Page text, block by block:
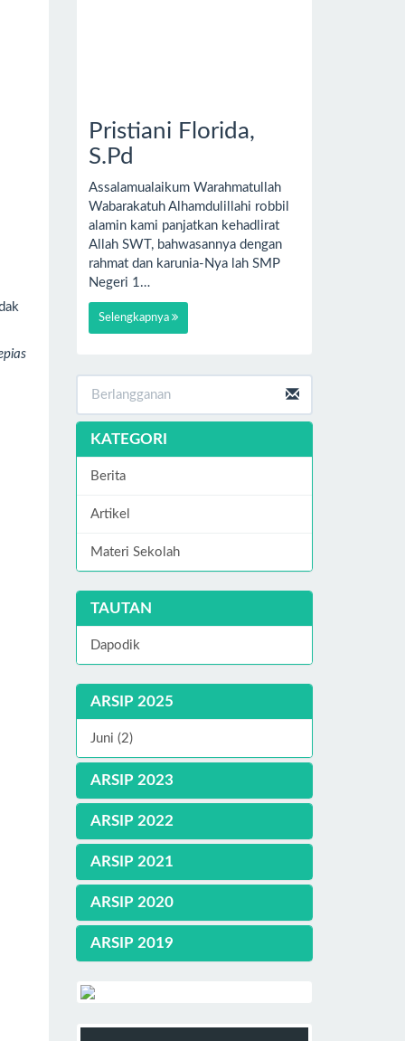
Pristiani Florida,
S.Pd
Assalamualaikum Warahmatullah
Wabarakatuh Alhamdulillahi robbil
alamin kami panjatkan kehadlirat
Allah SWT, bahwasannya dengan
rahmat dan karunia-Nya lah SMP
Negeri 1…
Selengkapnya
KATEGORI
Berita
Artikel
Materi Sekolah
TAUTAN
Dapodik
ARSIP 2025
Juni (2)
ARSIP 2023
ARSIP 2022
ARSIP 2021
ARSIP 2020
ARSIP 2019